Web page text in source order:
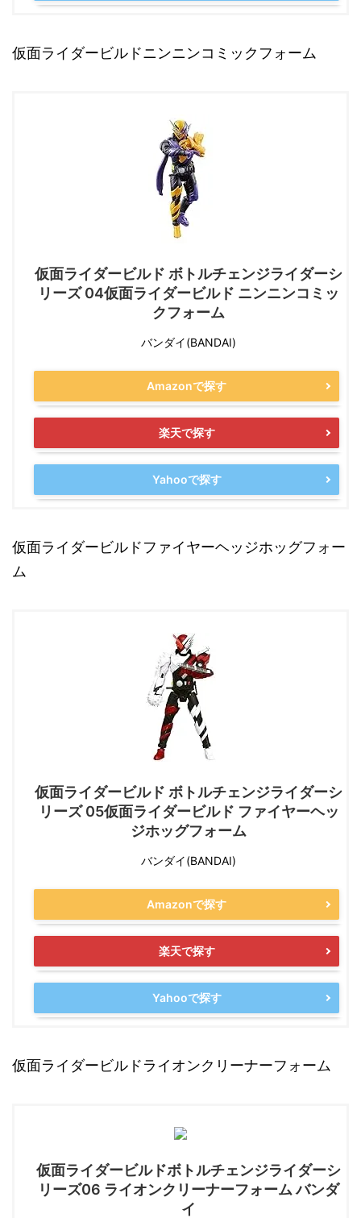
仮面ライダービルドニンニンコミックフォーム
仮面ライダービルド ボトルチェンジライダーシ
リーズ 04仮面ライダービルド ニンニンコミッ
クフォーム
バンダイ(BANDAI)
Amazonで探す
楽天で探す
Yahooで探す
仮面ライダービルドファイヤーヘッジホッグフォー
ム
仮面ライダービルド ボトルチェンジライダーシ
リーズ 05仮面ライダービルド ファイヤーヘッ
ジホッグフォーム
バンダイ(BANDAI)
Amazonで探す
楽天で探す
Yahooで探す
仮面ライダービルドライオンクリーナーフォーム
仮面ライダービルドボトルチェンジライダーシ
リーズ06 ライオンクリーナーフォーム バンダ
イ